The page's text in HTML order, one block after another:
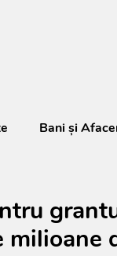
Bani și
milioane